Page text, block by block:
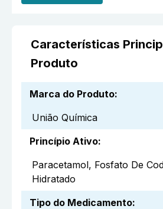
Características
Produto
Marca do Produto:
União Química
Princípio Ativo:
Paracetamol, Fosfato De
Hidratado
Tipo do Medicamento: